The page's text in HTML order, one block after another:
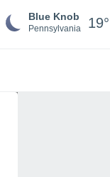
Blue Knob
Pennsylvania 19°